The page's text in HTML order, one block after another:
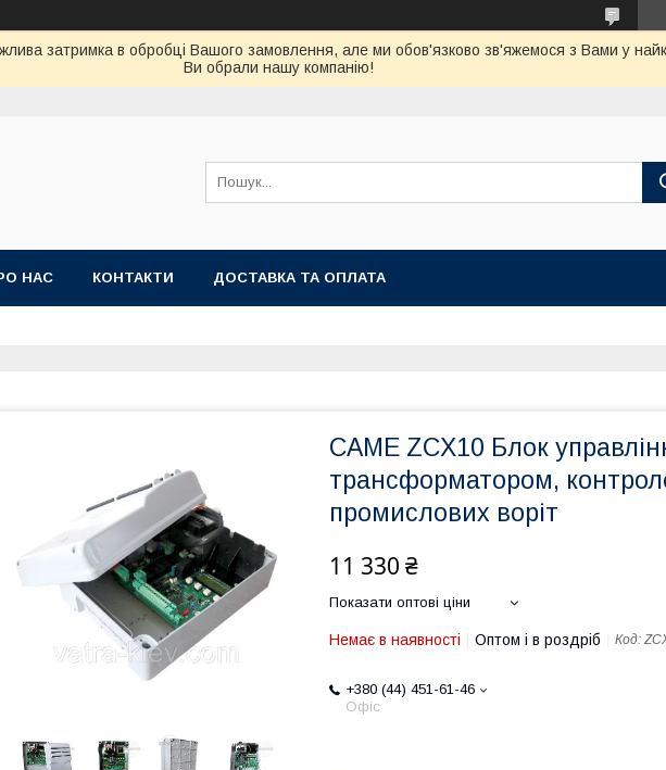
затримка в обробці Вашого замовлення, але ми обов'язково зв'яжемося з Вами у
Ви обрали нашу компанію!
НАС КОНТАКТИ ДОСТАВКА ТА ОПЛАТА
CAME ZCX10 Блок
трансформатором,
промислових воріт
11 330 ₴
Показати оптові ціни
Немає в наявності Оптом і в роздріб Код:
+380 (44) 451-61-46
Офіс